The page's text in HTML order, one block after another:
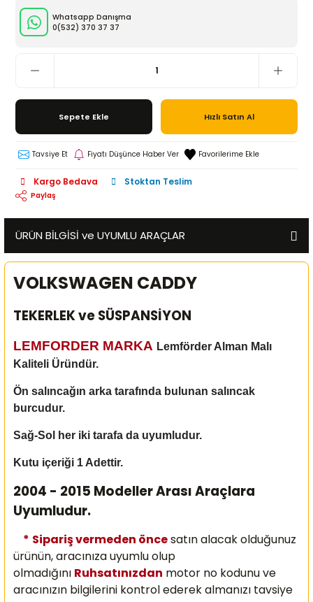
Whatsapp Danışma
0(532) 370 37 37
Sepete Ekle Hızlı Satın Al
Tavsiye Et Fiyatı Düşünce Haber Ver
Kargo Bedava Stoktan Teslim
Paylaş
ÜRÜN BİLGİSİ ve UYUMLU ARAÇLAR
VOLKSWAGEN CADDY
TEKERLEK ve SÜSPANSİYON
LEMFORDER MARKA Lemförder Alman Malı
Kaliteli Üründür.
Ön salıncağın arka tarafında bulunan salıncak
burcudur.
Sağ-Sol her iki tarafa da uyumludur.
Kutu içeriği 1 Adettir.
2004 - 2015 Modeller Arası Araçlara
Uyumludur.
* Sipariş vermeden öncesatın alacak olduğunuz
ürünün, aracınıza uyumlu olup
olmadığını Ruhsatınızdan motor no kodunu ve
aracınızın bilgilerini kontrol ederek almanızı tavsiye